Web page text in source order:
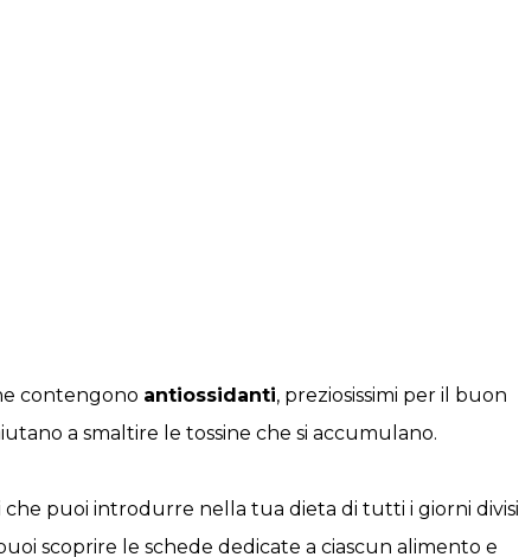
contengono antiossidanti, preziosissimi per il buon
a smaltire le tossine che si accumulano.
puoi introdurre nella tua dieta di tutti i giorni divisi
scoprire le schede dedicate a ciascun alimento e